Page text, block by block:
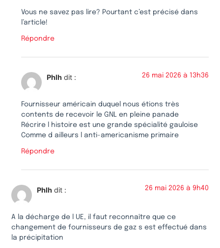
Vous ne savez pas lire? Pourtant c’est précisé dans
l’article!
Répondre
Phlh dit : 26 mai 2026 à 13h36
Fournisseur américain duquel nous étions très
contents de recevoir le GNL en pleine panade
Récrire l histoire est une grande spécialité gauloise
Comme d ailleurs l anti-americanisme primaire
Répondre
Phlh dit : 26 mai 2026 à 9h40
A la décharge de l UE, il faut reconnaître que ce
changement de fournisseurs de gaz s est effectué dans
la précipitation